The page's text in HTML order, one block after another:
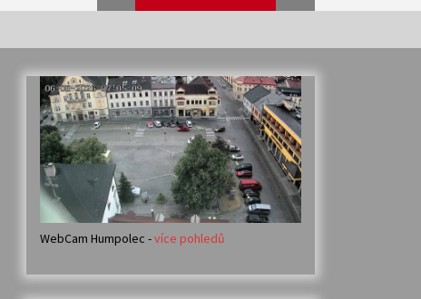
Veselí muzikanti
30. 7. 2026
Votavžatský ploty
23. 7. 2026
14. 7. 2026
WebCam Humpolec -více pohledů